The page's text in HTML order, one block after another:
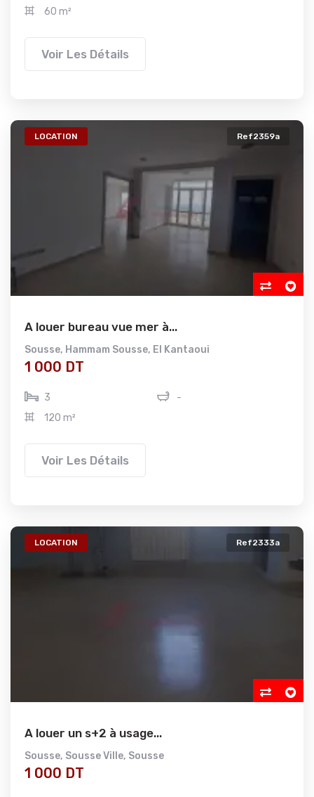
60 m²
Voir Les Détails
LOCATION Ref2359a
A louer bureau vue mer à...
Sousse, Hammam Sousse, El Kantaoui
1 000 DT
3
-
120 m²
Voir Les Détails
LOCATION Ref2333a
A louer un s+2 à usage...
Sousse, Sousse Ville, Sousse
1 000 DT